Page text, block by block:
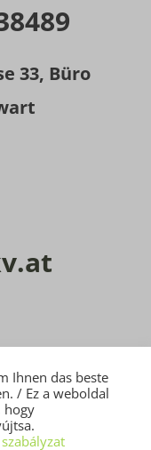
33, Büro
solution
Ihnen das beste
/ Ez a weboldal
hogy